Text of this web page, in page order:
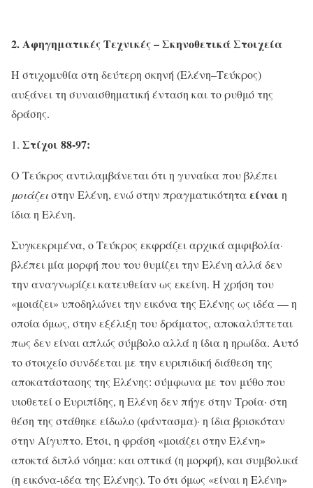
2. Αφηγηματικές Τεχνικές – Σκηνοθετικά Στοιχεία
Η στιχομυθία στη δεύτερη σκηνή (Ελένη–Τεύκρος)
αυξάνει τη συναισθηματική ένταση και το ρυθμό της
δράσης.
Στίχοι 88-97:
Ο Τεύκρος αντιλαμβάνεται ότι η γυναίκα που βλέπει
μοιάζειστην Ελένη, ενώ στην πραγματικότηταείναι η
ίδια η Ελένη.
Συγκεκριμένα, ο Τεύκρος εκφράζει αρχικά αμφιβολία·
βλέπει μία μορφή που του θυμίζει την Ελένη αλλά δεν
την αναγνωρίζει κατευθείαν ως εκείνη. Η χρήση του
«μοιάζει» υποδηλώνει την εικόνα της Ελένης ως ιδέα — η
οποία όμως, στην εξέλιξη του δράματος, αποκαλύπτεται
πως δεν είναι απλώς σύμβολο αλλά η ίδια η ηρωίδα. Αυτό
το στοιχείο συνδέεται με την ευριπιδική διάθεση της
αποκατάστασης της Ελένης: σύμφωνα με τον μύθο που
υιοθετεί ο Ευριπίδης, η Ελένη δεν πήγε στην Τροία· στη
θέση της στάθηκε είδωλο (φάντασμα)· η ίδια βρισκόταν
στην Αίγυπτο. Έτσι, η φράση «μοιάζει στην Ελένη»
αποκτά διπλό νόημα: και οπτικά (η μορφή), και συμβολικά
(η εικόνα-ιδέα της Ελένης). Το ότι όμως «είναι η Ελένη»